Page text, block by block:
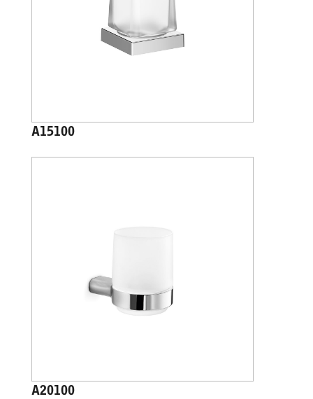
A15100
A20100